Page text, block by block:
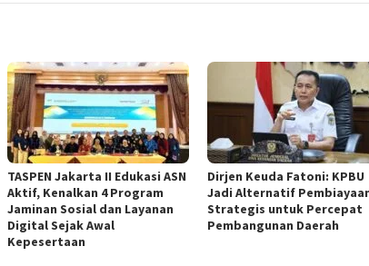
TASPEN Jakarta II Edukasi ASN
Aktif, Kenalkan 4 Program
Jaminan Sosial dan Layanan
Digital Sejak Awal
Kepesertaan
Dirjen Keuda Fatoni: KPBU
Jadi Alternatif
Strategis untuk Percepat
Pembangunan Daerah